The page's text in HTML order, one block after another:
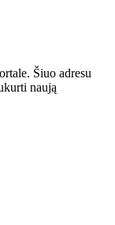
Šiuo adresu
naują